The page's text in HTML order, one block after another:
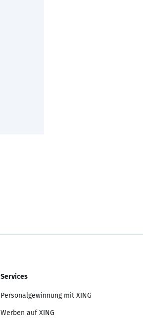
Services
Personalgewinnung mit XING
Werben auf XING